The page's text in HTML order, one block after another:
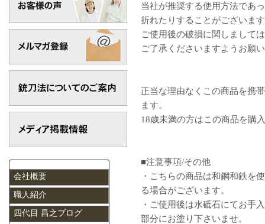
当社が推奨する使用方法であ
折れたりすることがございま
ご使用後の破損に関しまして
ご了承くださいますようお願
正当な理由なくこの商品を携
ます。
18歳未満の方はこの商品を購
■注意事項/その他
・こちらの商品は和鋼和鉄を
る場合がございます。
・ご使用後は水砥石にてお手
部分にお塗り下さいませ。
会社概要
職人紹介
四代目 昌之ブログ